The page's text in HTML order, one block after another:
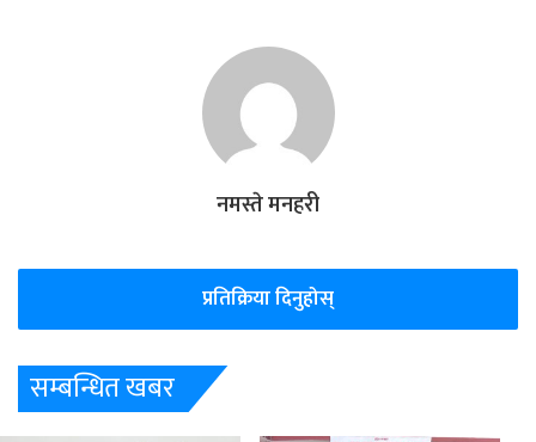
नमस्ते मनहरी
प्रतिक्रिया दिनुहोस्
सम्बन्धित खबर